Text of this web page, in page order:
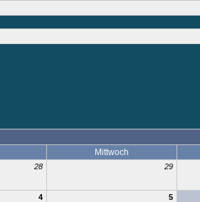
Mittwoch
28 29
4 5